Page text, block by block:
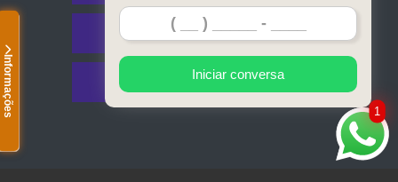
Informações
Contato
Mapa do site
1
Iniciar conversa